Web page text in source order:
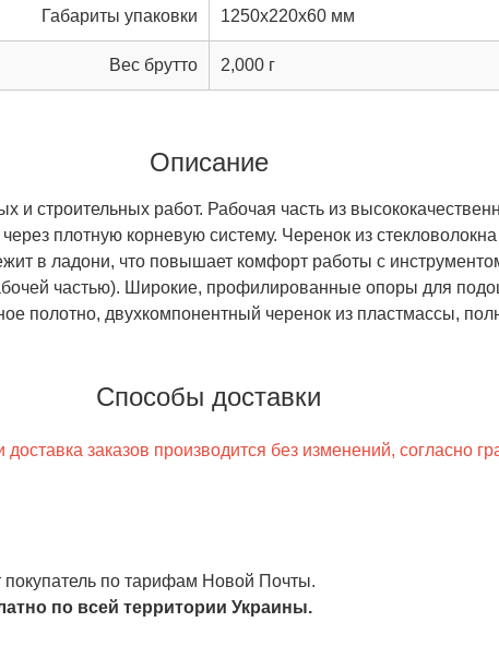
Габариты упаковки 1250x220x60 мм
Вес брутто 2,000 г
Описание
строительных работ. Рабочая часть из
плотную корневую систему. Черенок из
в ладони, что повышает комфорт работы с
частью). Широкие, профилированные опоры для
полотно, двухкомпонентный черенок из пластмассы,
Способы доставки
заказов производится без изменений, согласно
покупатель по тарифам Новой Почты.
по всей территории Украины.